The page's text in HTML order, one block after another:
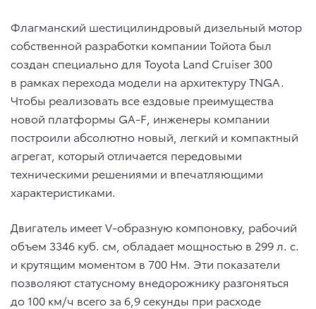
Флагманский шестицилиндровый дизельный мотор
собственной разработки компании Тойота был
создан специально для Toyota Land Cruiser 300
в рамках перехода модели на архитектуру TNGA.
Чтобы реализовать все ездовые преимущества
новой платформы GA-F, инженеры компании
построили абсолютно новый, легкий и компактный
агрегат, который отличается передовыми
техническими решениями и впечатляющими
характеристиками.
Двигатель имеет V-образную компоновку, рабочий
объем 3346 куб. см, обладает мощностью в 299 л. с.
и крутящим моментом в 700 Нм. Эти показатели
позволяют статусному внедорожнику разгоняться
до 100 км/ч всего за 6,9 секунды при расходе